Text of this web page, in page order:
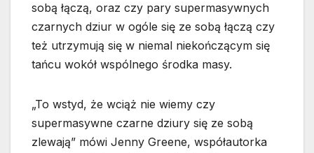
sobą łączą, oraz czy pary supermasywnych
czarnych dziur w ogóle się ze sobą łączą czy
też utrzymują się w niemal niekończącym się
tańcu wokół wspólnego środka masy.
„To wstyd, że wciąż nie wiemy czy
supermasywne czarne dziury się ze sobą
zlewają” mówi Jenny Greene, współautorka